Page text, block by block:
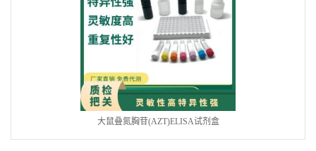
大鼠叠氮胸苷(AZT)ELISA试剂盒